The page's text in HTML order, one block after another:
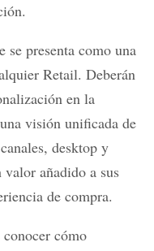
se presenta como una
Retail. Deberán
en la
visión unificada de
desktop y
añadido a sus
de compra.
cómo